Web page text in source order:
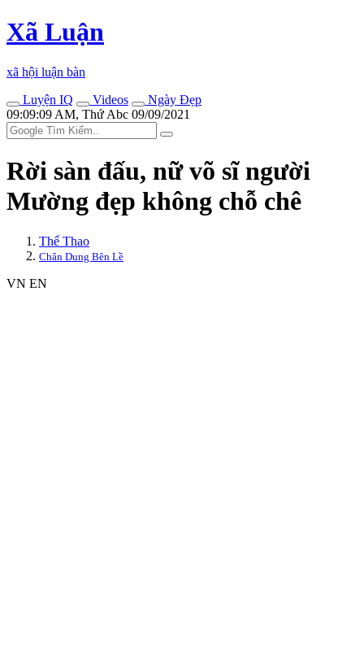
Xã Luận
xã hội luận bàn
Luyện IQ
Videos
Ngày Đẹp
09:09:09 AM, Thứ Abc 09/09/2021
Rời sàn đấu, nữ võ sĩ người
Mường đẹp không chỗ chê
Thể Thao
Chân Dung Bên Lề
VN EN